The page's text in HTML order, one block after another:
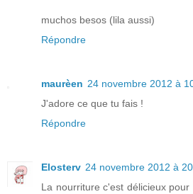
muchos besos (lila aussi)
Répondre
maurèen 24 novembre 2012 à
J'adore ce que tu fais !
Répondre
Elosterv 24 novembre 2012 à
La nourriture c'est délicieux